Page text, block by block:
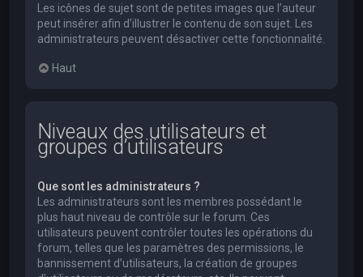
Les icônes de sujet sont de petites images que l’auteur
peut insérer afin d’illustrer le contenu de son sujet. Les
administrateurs peuvent désactiver cette fonctionnalité.
Haut
Niveaux des utilisateurs et
groupes d’utilisateurs
Que sont les administrateurs ?
Les administrateurs sont les membres possédant le
plus haut niveau de contrôle sur le forum. Ces
utilisateurs peuvent contrôler toutes les opérations du
forum, telles que les paramètres des permissions, le
bannissement d’utilisateurs, la création de groupes